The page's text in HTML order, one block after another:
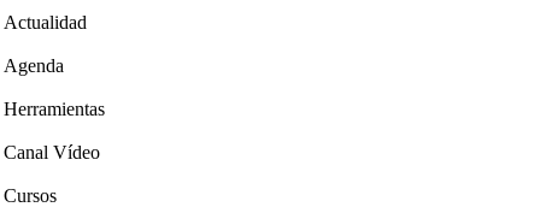
Actualidad
Agenda
Herramientas
Canal Vídeo
Cursos